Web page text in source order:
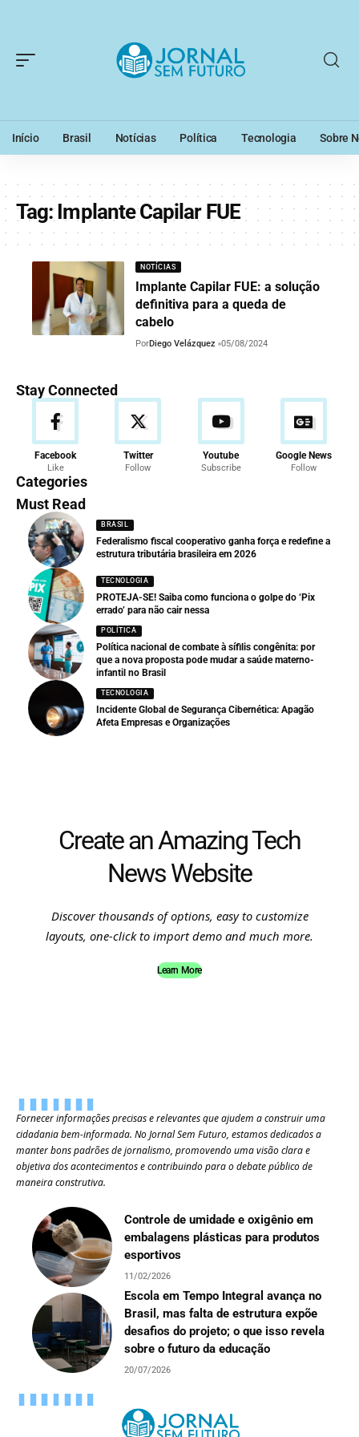
Início Brasil Notícias Política Tecnologia Sobre
Tag:Implante Capilar FUE
NOTÍCIAS
Implante Capilar FUE: a solução
definitiva para a queda de
cabelo
PorDiego Velázquez 05/08/2024
Stay Connected
Facebook
Like
Twitter
Follow
Youtube
Subscribe
Google News
Follow
Categories
Must Read
BRASIL
Federalismo fiscal cooperativo ganha força e redefine a
estrutura tributária brasileira em 2026
TECNOLOGIA
PROTEJA-SE! Saiba como funciona o golpe do ‘Pix
errado’ para não cair nessa
POLÍTICA
Política nacional de combate à sífilis congênita: por
que a nova proposta pode mudar a saúde materno-
infantil no Brasil
TECNOLOGIA
Incidente Global de Segurança Cibernética: Apagão
Afeta Empresas e Organizações
Create an Amazing Tech
News Website
Discover thousands of options, easy to customize
layouts, one-click to import demo and much more.
Learn More
Fornecer informações precisas e relevantes que ajudem a construir uma
cidadania bem-informada. No Jornal Sem Futuro, estamos dedicados a
manter bons padrões de jornalismo, promovendo uma visão clara e
objetiva dos acontecimentos e contribuindo para o debate público de
maneira construtiva.
Controle de umidade e oxigênio em
embalagens plásticas para produtos
esportivos
11/02/2026
Escola em Tempo Integral avança no
Brasil, mas falta de estrutura expõe
desafios do projeto; o que isso revela
sobre o futuro da educação
20/07/2026